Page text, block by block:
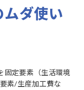
ダ使い
固定要素（生活環境
素/生産加工費な